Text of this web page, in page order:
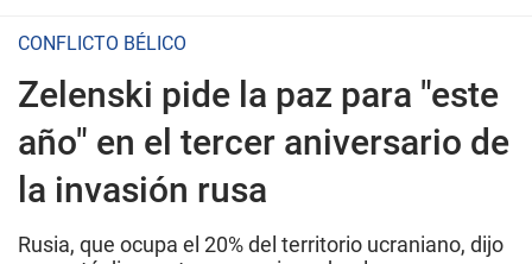
CONFLICTO BÉLICO
Zelenski pide la paz para "este
año" en el tercer aniversario de
la invasión rusa
Rusia, que ocupa el 20% del territorio ucraniano, dijo